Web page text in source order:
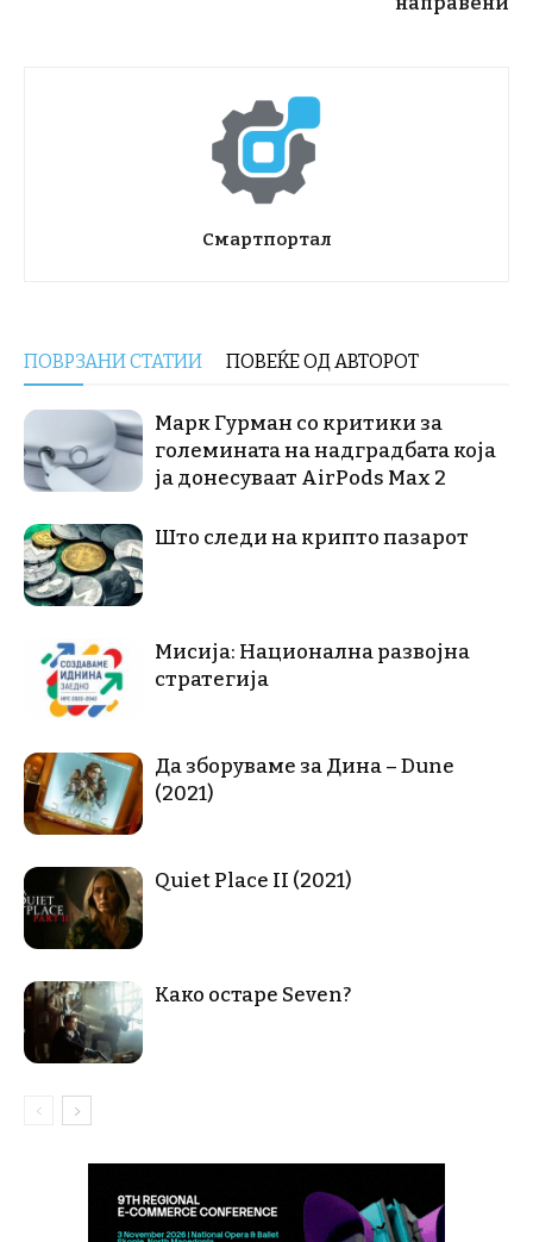
Смартпортал
ПОВРЗАНИ СТАТИИ ПОВЕЌЕ ОД АВТОРОТ
Марк Гурман со критики за
големината на надградбата која
ја донесуваат AirPods Max 2
Што следи на крипто пазарот
Мисија: Национална развојна
стратегија
Да зборуваме за Дина – Dune
(2021)
Quiet Place II (2021)
Како остаре Seven?